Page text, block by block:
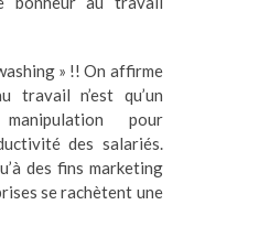
» !! On affirme
travail n’est qu’un
pour
des salariés.
des fins marketing
se rachètent une